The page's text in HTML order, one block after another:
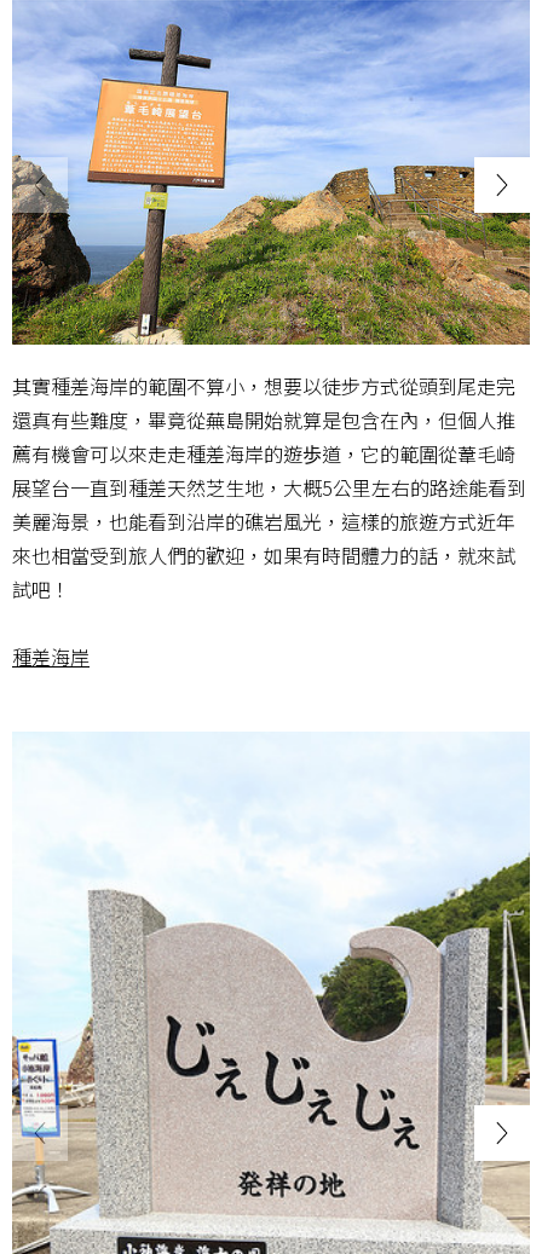
其實種差海岸的範圍不算小，想要以徒步方式從頭到尾走完
還真有些難度，畢竟從蕪島開始就算是包含在內，但個人推
薦有機會可以來走走種差海岸的遊歩道，它的範圍從葦毛崎
展望台一直到種差天然芝生地，大概5公里左右的路途能看到
美麗海景，也能看到沿岸的礁岩風光，這樣的旅遊方式近年
來也相當受到旅人們的歡迎，如果有時間體力的話，就來試
試吧！
種差海岸